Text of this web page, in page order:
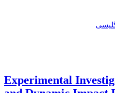
Experimental